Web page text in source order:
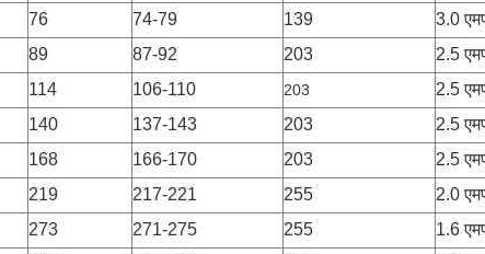
76 74-79 139
3.0
89 87-92 203
2.5
114 106-110 203
2.5
140 137-143 203
2.5
168 166-170 203
2.5
219 217-221 255
2.0
273 271-275 255
1.6